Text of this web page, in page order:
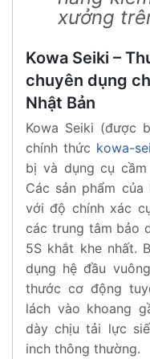
xưởng
Kowa Seiki –
chuyên dụng
Nhật Bản
Kowa Seiki (được
chính thức kowa-
bị và dụng cụ
Các sản phẩm
với độ chính xác
các trung tâm bảo
5S khắt khe nhất.
dụng hệ đầu vuông
thước cơ động
lách vào khoang
dày chịu tải lực
inch thông thường.